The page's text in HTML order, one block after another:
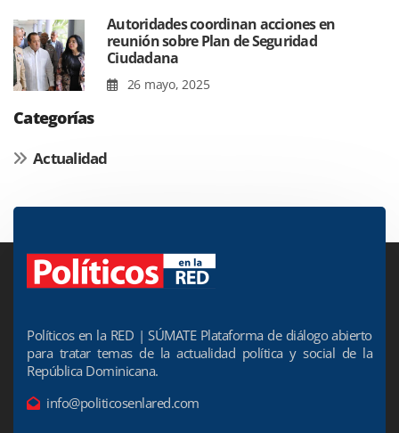
Autoridades coordinan acciones en
reunión sobre Plan de Seguridad
Ciudadana
26 mayo, 2025
Categorías
Actualidad
Políticos en la RED | SÚMATE Plataforma de diálogo abierto
para tratar temas de la actualidad política y social de la
República Dominicana.
info@politicosenlared.com